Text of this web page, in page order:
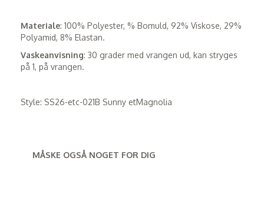
Materiale: 100% Polyester, % Bomuld, 92% Viskose, 29%
Polyamid, 8% Elastan.
Vaskeanvisning: 30 grader med vrangen ud, kan stryges
på 1, på vrangen.
Style: SS26-etc-021B Sunny etMagnolia
MÅSKE OGSÅ NOGET FOR DIG